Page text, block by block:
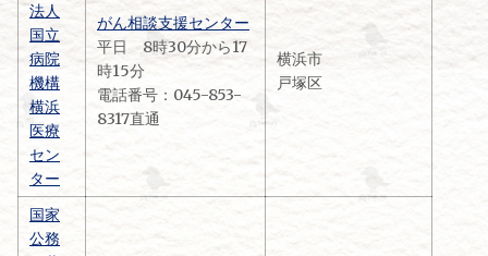
法人
国立
病院
機構
横浜
医療
セン
ター
がん相談支援センター
平日 8時30分から17
時15分
電話番号：045-853-
8317直通
横浜市
戸塚区
国家
公務